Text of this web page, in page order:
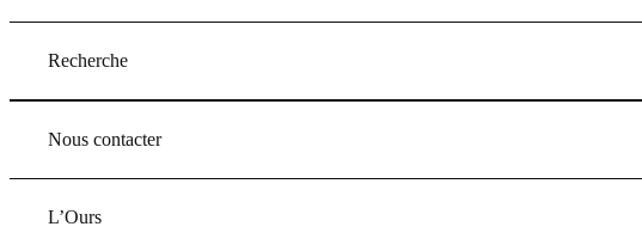
Recherche
Nous contacter
L’Ours